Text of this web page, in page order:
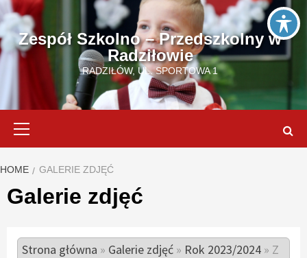
Skip
to
contentZespół Szkolno – Przedszkolny w
Radziłowie
RADZIŁÓW, UL. SPORTOWA 1
HOME GALERIE ZDJĘĆ
Galerie zdjęć
Strona główna » Galerie zdjęć » Rok 2023/2024 » Z